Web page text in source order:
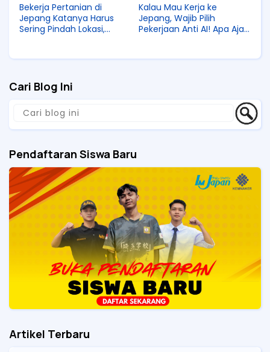
Bekerja Pertanian di
Jepang Katanya Harus
Sering Pindah Lokasi,
Kalau Mau Kerja ke
Jepang, Wajib Pilih
Pekerjaan Anti AI! Apa Aja
Cari Blog Ini
Pendaftaran Siswa Baru
Artikel Terbaru